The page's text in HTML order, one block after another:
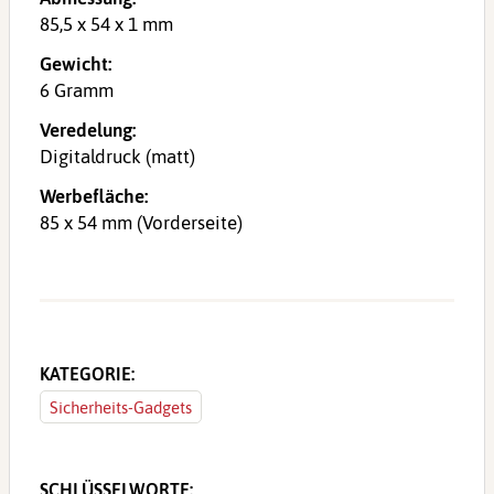
85,5 x 54 x 1 mm
Gewicht:
6 Gramm
Veredelung:
Digitaldruck (matt)
Werbefläche:
85 x 54 mm (Vorderseite)
KATEGORIE:
Sicherheits-Gadgets
SCHLÜSSELWORTE: